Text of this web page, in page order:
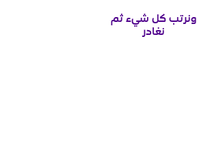
ونرتب كل شيء ثم
نغادر